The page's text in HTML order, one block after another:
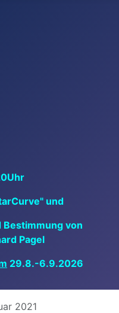
und
von
Pagel
29.8.-6.9.2026
2021